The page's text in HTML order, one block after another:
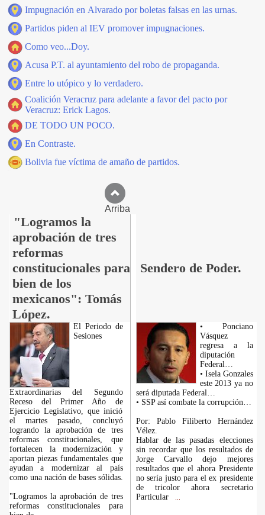
Impugnación en Alvarado por boletas falsas en las urnas.
Partidos piden al IEV promover impugnaciones.
Como veo...Doy.
Acusa P.T. al ayuntamiento del robo de propaganda.
Entre lo utópico y lo verdadero.
Coalición Veracruz para adelante a favor del pacto por
Veracruz: Erick Lagos.
DE TODO UN POCO.
En Contraste.
Bolivia fue víctima de amaño de partidos.
Arriba
"Logramos la
aprobación de tres
reformas
constitucionales para
bien de los
mexicanos": Tomás
López.
Sendero de Poder.
El Periodo de
Sesiones
Extraordinarias del Segundo
Receso del Primer Año de
Ejercicio Legislativo, que inició
el martes pasado, concluyó
logrando la aprobación de tres
reformas constitucionales, que
fortalecen la modernización y
aportan piezas fundamentales que
ayudan a modernizar al país
como una nación de bases sólidas.
"Logramos la aprobación de tres
reformas constitucionales para
• Ponciano
Vásquez
regresa a la
diputación
Federal…
• Isela Gonzales
este 2013 ya no
será diputada Federal…
• SSP así combate la corrupción…
Por: Pablo Filiberto Hernández
Vélez.
Hablar de las pasadas elecciones
sin recordar que los resultados de
Jorge Carvallo dejo mejores
resultados que el ahora Presidente
no sería justo para el ex presidente
de tricolor ahora secretario
Particular